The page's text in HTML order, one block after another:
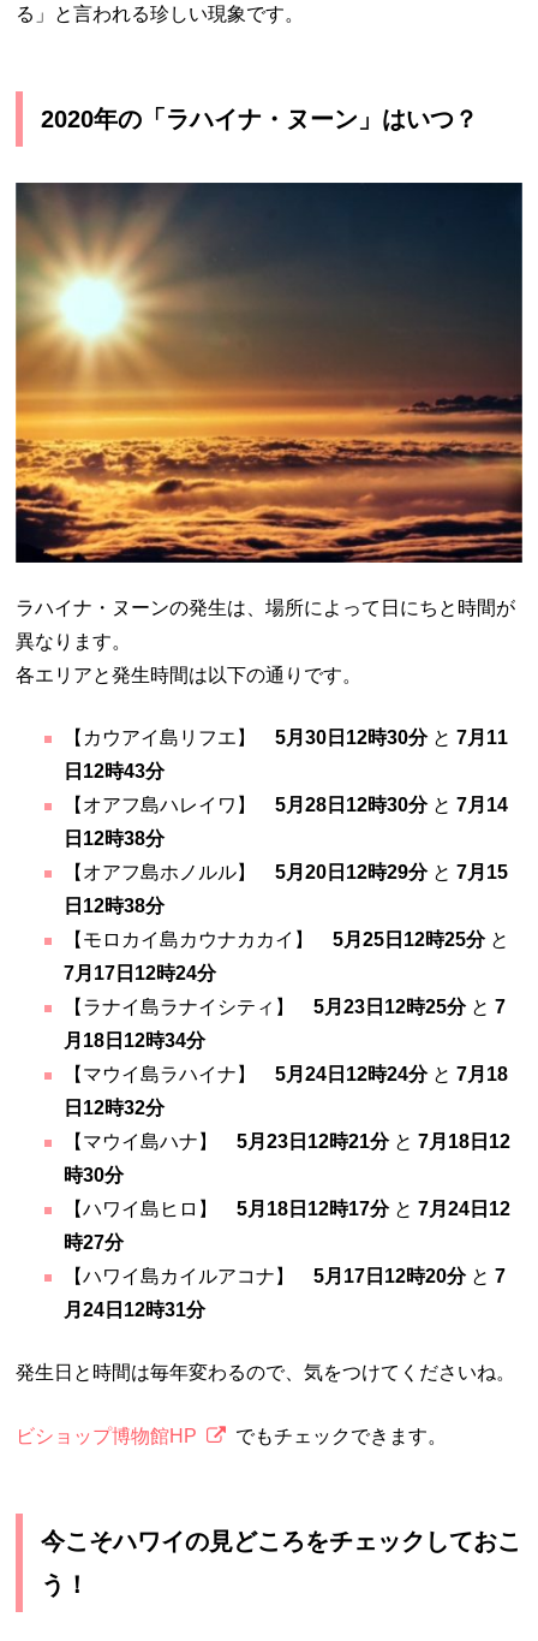
る」と言われる珍しい現象です。
2020年の「ラハイナ・ヌーン」はいつ？
ラハイナ・ヌーンの発生は、場所によって日にちと時間が
異なります。
各エリアと発生時間は以下の通りです。
【カウアイ島リフエ】5月30日12時30分と7月11
日12時43分
【オアフ島ハレイワ】5月28日12時30分と7月14
日12時38分
【オアフ島ホノルル】5月20日12時29分と7月15
日12時38分
【モロカイ島カウナカカイ】5月25日12時25分と
7月17日12時24分
【ラナイ島ラナイシティ】5月23日12時25分と7
月18日12時34分
【マウイ島ラハイナ】5月24日12時24分と7月18
日12時32分
【マウイ島ハナ】5月23日12時21分と7月18日12
時30分
【ハワイ島ヒロ】5月18日12時17分と7月24日12
時27分
【ハワイ島カイルアコナ】5月17日12時20分と7
月24日12時31分
発生日と時間は毎年変わるので、気をつけてくださいね。
ビショップ博物館HP でもチェックできます。
今こそハワイの見どころをチェックしておこ
う！